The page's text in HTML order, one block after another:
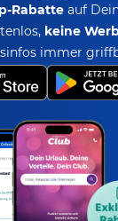
Rabatte auf
keine
immer